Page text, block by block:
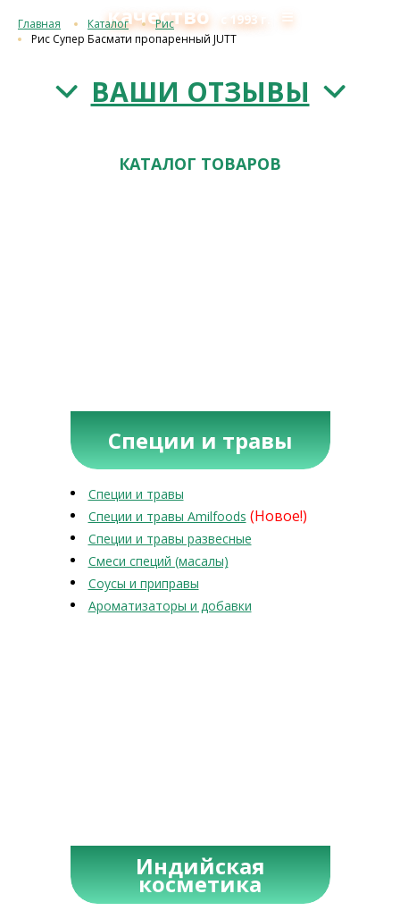
качество
с 1993 г. ≡
Главная Каталог
Рис
Рис Супер Басмати пропаренный JUTT
ВАШИ ОТЗЫВЫ
КАТАЛОГ ТОВАРОВ
Специи и травы
Специи и травы
Специи и травы Amilfoods (Новое!)
Специи и травы развесные
Смеси специй (масалы)
Соусы и приправы
Ароматизаторы и добавки
Индийская
косметика